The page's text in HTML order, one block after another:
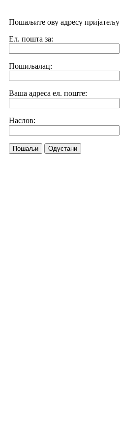
Пошаљите ову адресу пријатељу
Ел. пошта за:
Пошиљалац:
Ваша адреса ел. поште:
Наслов:
Пошаљи Одустани